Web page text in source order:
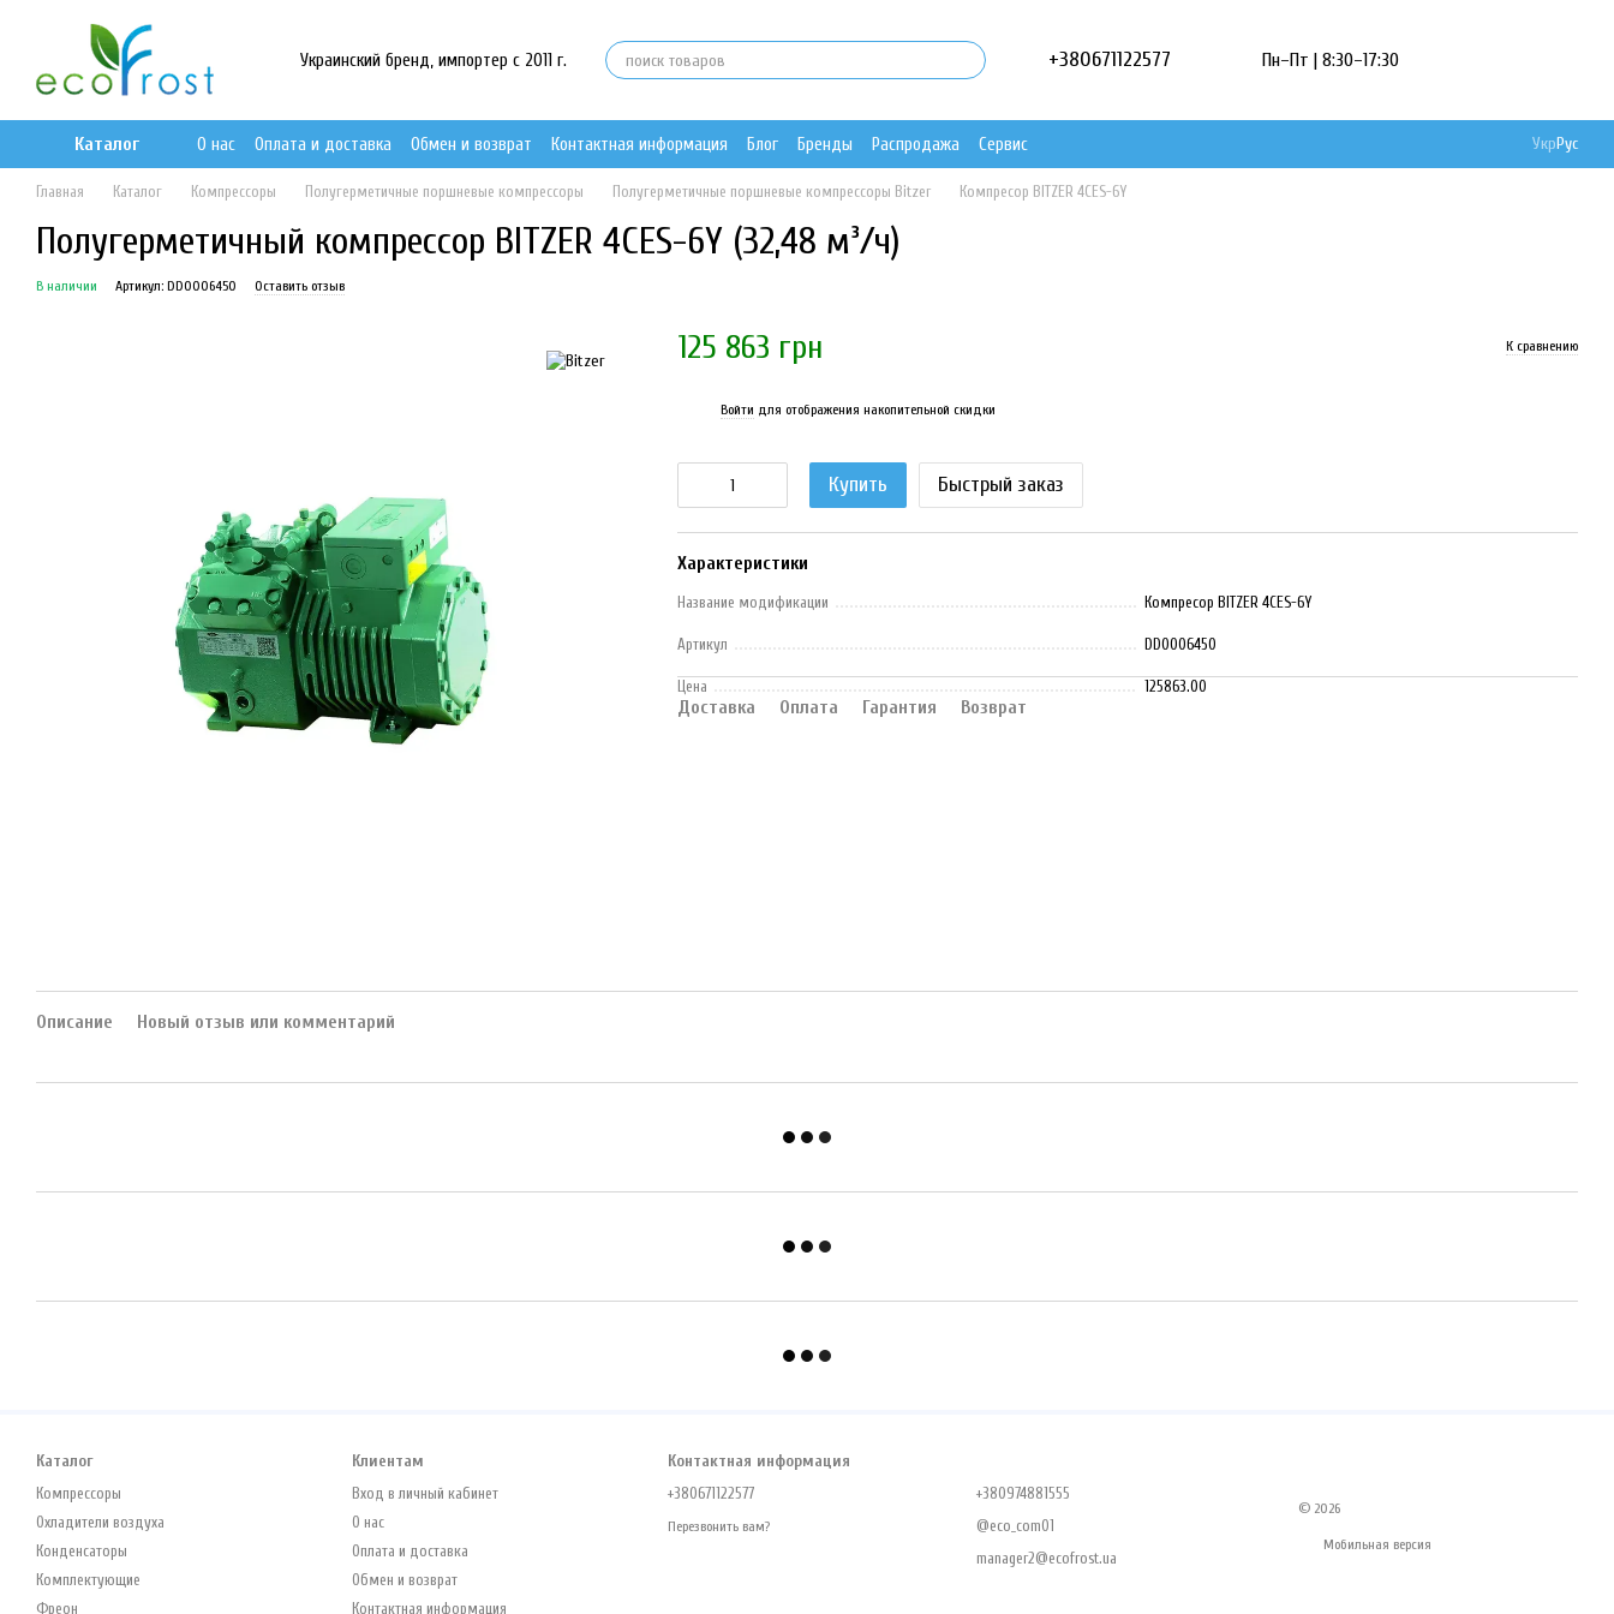
Украинский бренд, импортер с 2011 г. +380671122577 Пн–Пт | 8:30–17:30
Каталог О нас Оплата и доставка Обмен и возврат Контактная информация Блог Бренды Распродажа Сервис УкрРус
Главная Каталог Компрессоры Полугерметичные поршневые компрессоры Полугерметичные поршневые компрессоры Bitzer Компресор BITZER 4CES-6Y
Полугерметичный компрессор BITZER 4CES-6Y (32,48 м³/ч)
В наличии Артикул: DD0006450 Оставить отзыв
125 863 грн К сравнению
Войти для отображения накопительной скидки
Купить Быстрый заказ
Характеристики
Название модификации Компресор BITZER 4CES-6Y
Артикул DD0006450
Цена 125863.00
Доставка Оплата Гарантия Возврат
Описание Новый отзыв или комментарий
Каталог
Компрессоры
Охладители воздуха
Конденсаторы
Комплектующие
Фреон
Клиентам
Вход в личный кабинет
О нас
Оплата и доставка
Обмен и возврат
Контактная информация
Контактная информация
+380671122577
Перезвонить вам?
+380974881555
@eco_com01
manager2@ecofrost.ua
© 2026
Мобильная версия